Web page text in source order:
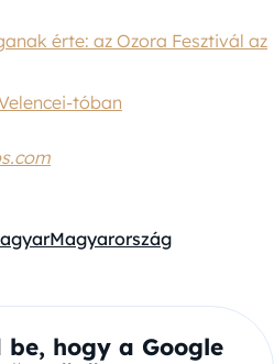
érte: az Ozora Fesztivál az
tóban
Magyarország
hogy a Google